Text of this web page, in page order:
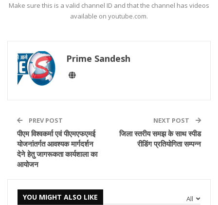
Make sure this is a valid channel ID and that the channel has videos
available on youtube.com.
Prime Sandesh
PREV POST
पीएम विश्वकर्मा एवं पीएमएफएमई
योजनांतर्गत आवश्यक मार्गदर्शन
देने हेतु जागरूकता कार्यशाला का
आयोजन
NEXT POST
जिला स्तरीय समझ के साथ स्पीड
रीडिंग प्रतियोगिता सम्पन्न
All
YOU MIGHT ALSO LIKE